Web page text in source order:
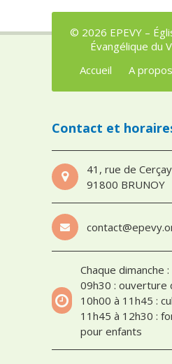
© 2026 EPEVY –
Évangélique du
Accueil
A propos
Contact et
41, rue de Cerçay
91800 BRUNOY
Chaque dimanche :
09h30 : ouverture
10h00 à 11h45 :
11h45 à 12h30 :
pour enfants